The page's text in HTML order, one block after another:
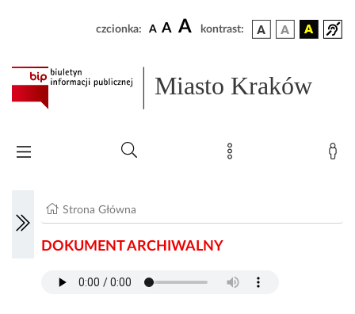
czcionka: A A A kontrast:
Miasto Kraków
Strona Główna
DOKUMENT ARCHIWALNY